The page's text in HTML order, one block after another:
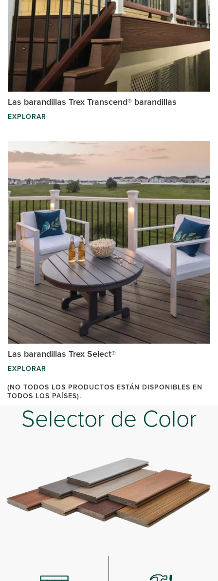
Las barandillas Trex Transcend® barandillas
EXPLORAR
Las barandillas Trex Select®
EXPLORAR
(NO TODOS LOS PRODUCTOS ESTÁN DISPONIBLES EN
TODOS LOS PAÍSES).
Selector de Color